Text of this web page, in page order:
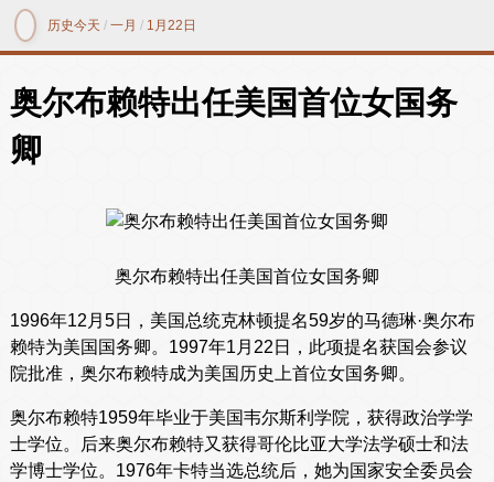
历史今天 /一月 / 1月22日
奥尔布赖特出任美国首位女国务
卿
奥尔布赖特出任美国首位女国务卿
1996年12月5日，美国总统克林顿提名59岁的马德琳·奥尔布
赖特为美国国务卿。1997年1月22日，此项提名获国会参议
院批准，奥尔布赖特成为美国历史上首位女国务卿。
奥尔布赖特1959年毕业于美国韦尔斯利学院，获得政治学学
士学位。后来奥尔布赖特又获得哥伦比亚大学法学硕士和法
学博士学位。1976年卡特当选总统后，她为国家安全委员会